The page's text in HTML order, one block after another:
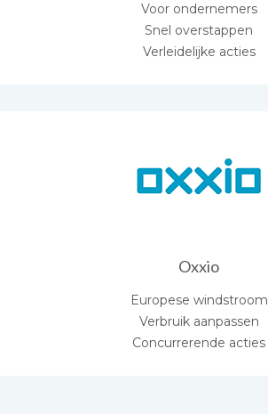
Voor ondernemers
Snel overstappen
Verleidelijke acties
Oxxio
Europese windstroom
Verbruik aanpassen
Concurrerende acties